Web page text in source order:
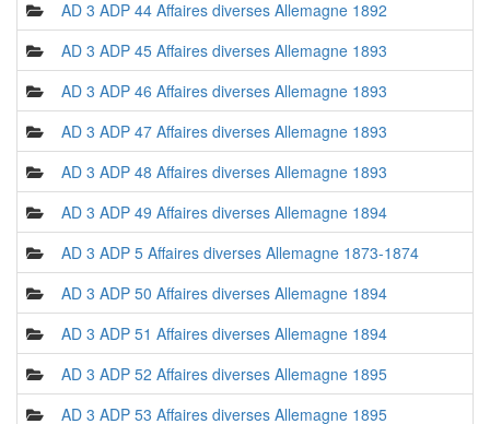
AD 3 ADP 44 Affaires diverses Allemagne 1892
AD 3 ADP 45 Affaires diverses Allemagne 1893
AD 3 ADP 46 Affaires diverses Allemagne 1893
AD 3 ADP 47 Affaires diverses Allemagne 1893
AD 3 ADP 48 Affaires diverses Allemagne 1893
AD 3 ADP 49 Affaires diverses Allemagne 1894
AD 3 ADP 5 Affaires diverses Allemagne 1873-1874
AD 3 ADP 50 Affaires diverses Allemagne 1894
AD 3 ADP 51 Affaires diverses Allemagne 1894
AD 3 ADP 52 Affaires diverses Allemagne 1895
AD 3 ADP 53 Affaires diverses Allemagne 1895